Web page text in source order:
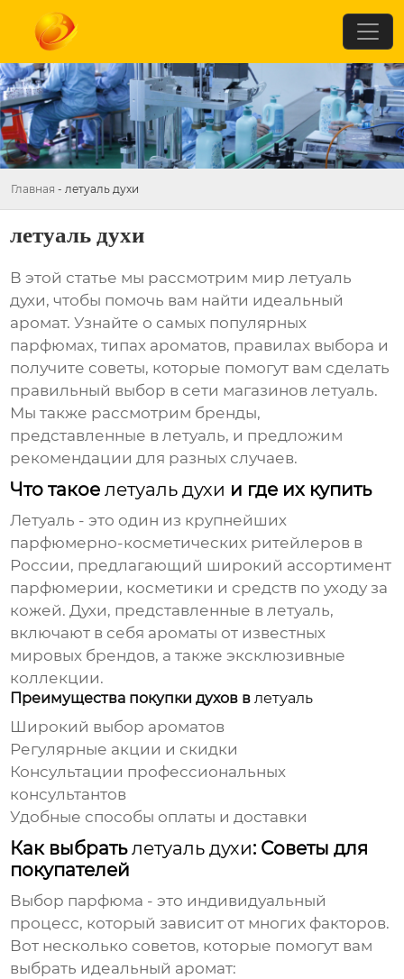
Главная - летуаль духи
летуаль духи
В этой статье мы рассмотрим мирлетуаль
духи, чтобы помочь вам найти идеальный
аромат. Узнайте о самых популярных
парфюмах, типах ароматов, правилах выбора и
получите советы, которые помогут вам сделать
правильный выбор в сети магазиновлетуаль.
Мы также рассмотрим бренды,
представленные влетуаль, и предложим
рекомендации для разных случаев.
Что такоелетуаль духи и где их купить
Летуаль - это один из крупнейших
парфюмерно-косметических ритейлеров в
России, предлагающий широкий ассортимент
парфюмерии, косметики и средств по уходу за
кожей.Духи, представленные влетуаль,
включают в себя ароматы от известных
мировых брендов, а также эксклюзивные
коллекции.
Преимущества покупки духов влетуаль
Широкий выбор ароматов
Регулярные акции и скидки
Консультации профессиональных
консультантов
Удобные способы оплаты и доставки
Как выбратьлетуаль духи: Советы для
покупателей
Выбор парфюма - это индивидуальный
процесс, который зависит от многих факторов.
Вот несколько советов, которые помогут вам
выбрать идеальный аромат: